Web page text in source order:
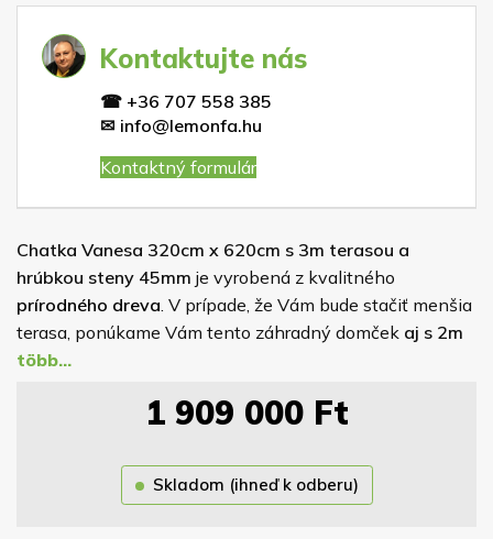
Kontaktujte nás
☎ +36 707 558 385
✉ info@lemonfa.hu
Kontaktný formulár
Chatka Vanesa 320cm x 620cm s 3m terasou a
hrúbkou steny 45mm je vyrobená z kvalitného
prírodného dreva . V prípade, že Vám bude stačiť menšia
terasa, ponúkame Vám tento záhradný domček aj s 2m
terasou
chatky sú navyše zahrnuté: 1x dvere(80x191cm), 2x
pevné. Ku chatke ponúkame možnosť dokúpenia okeníc.
Jednou z výhod chatky Vanesy je okrem možnosti 3m
1 909 000 Ft
Skladom (ihneď k odberu)